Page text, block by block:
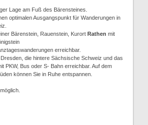
Lage am Fuß des Bärensteines.
optimalen Ausgangspunkt für Wanderungen in
Bärenstein, Rauenstein, Kurort Rathen mit
erreichbar.
die hintere Sächsische Schweiz und das
PKW, Bus oder S- Bahn erreichbar. Auf dem
können Sie in Ruhe entspannen.